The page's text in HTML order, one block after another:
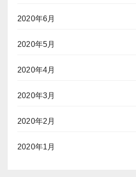
2020年6月
2020年5月
2020年4月
2020年3月
2020年2月
2020年1月